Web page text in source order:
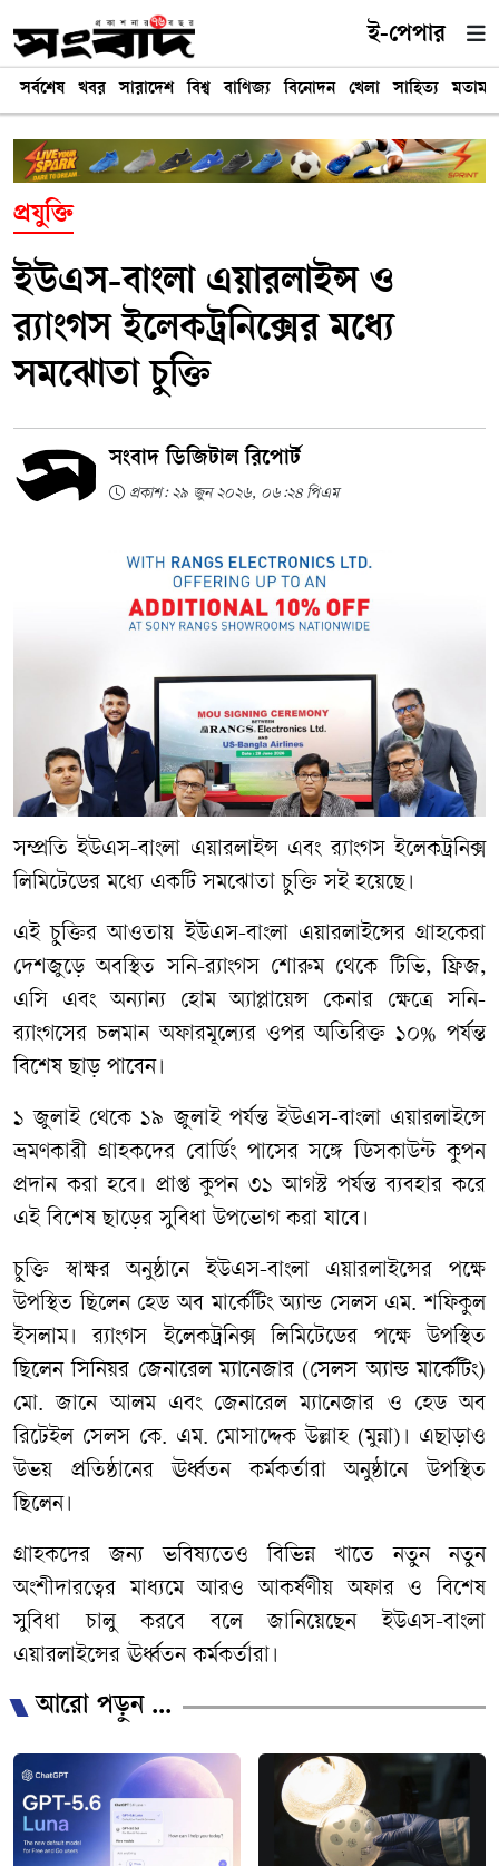
ই-পেপার
সর্বশেষ খবর সারাদেশ বিশ্ব বাণিজ্য বিনোদন খেলা সাহিত্য মতামত
প্রযুক্তি
ইউএস-বাংলা এয়ারলাইন্স ও
র‍্যাংগস ইলেকট্রনিক্সের মধ্যে
সমঝোতা চুক্তি
সংবাদ ডিজিটাল রিপোর্ট
প্রকাশ: ২৯ জুন ২০২৬, ০৬:২৪ পিএম
সম্প্রতি ইউএস-বাংলা এয়ারলাইন্স এবং র‍্যাংগস ইলেকট্রনিক্স
লিমিটেডের মধ্যে একটি সমঝোতা চুক্তি সই হয়েছে।
এই চুক্তির আওতায় ইউএস-বাংলা এয়ারলাইন্সের গ্রাহকেরা
দেশজুড়ে অবস্থিত সনি-র‍্যাংগস শোরুম থেকে টিভি, ফ্রিজ,
এসি এবং অন্যান্য হোম অ্যাপ্লায়েন্স কেনার ক্ষেত্রে সনি-
র‍্যাংগসের চলমান অফারমূল্যের ওপর অতিরিক্ত ১০% পর্যন্ত
বিশেষ ছাড় পাবেন।
১ জুলাই থেকে ১৯ জুলাই পর্যন্ত ইউএস-বাংলা এয়ারলাইন্সে
ভ্রমণকারী গ্রাহকদের বোর্ডিং পাসের সঙ্গে ডিসকাউন্ট কুপন
প্রদান করা হবে। প্রাপ্ত কুপন ৩১ আগস্ট পর্যন্ত ব্যবহার করে
এই বিশেষ ছাড়ের সুবিধা উপভোগ করা যাবে।
চুক্তি স্বাক্ষর অনুষ্ঠানে ইউএস-বাংলা এয়ারলাইন্সের পক্ষে
উপস্থিত ছিলেন হেড অব মার্কেটিং অ্যান্ড সেলস এম. শফিকুল
ইসলাম। র‍্যাংগস ইলেকট্রনিক্স লিমিটেডের পক্ষে উপস্থিত
ছিলেন সিনিয়র জেনারেল ম্যানেজার (সেলস অ্যান্ড মার্কেটিং)
মো. জানে আলম এবং জেনারেল ম্যানেজার ও হেড অব
রিটেইল সেলস কে. এম. মোসাদ্দেক উল্লাহ (মুন্না)। এছাড়াও
উভয় প্রতিষ্ঠানের ঊর্ধ্বতন কর্মকর্তারা অনুষ্ঠানে উপস্থিত
ছিলেন।
গ্রাহকদের জন্য ভবিষ্যতেও বিভিন্ন খাতে নতুন নতুন
অংশীদারত্বের মাধ্যমে আরও আকর্ষণীয় অফার ও বিশেষ
সুবিধা চালু করবে বলে জানিয়েছেন ইউএস-বাংলা
এয়ারলাইন্সের ঊর্ধ্বতন কর্মকর্তারা।
আরো পড়ুন ...